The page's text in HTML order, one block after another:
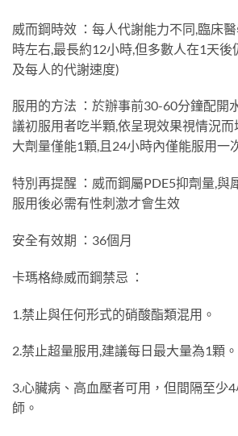
威而鋼時效 ：每人代謝能力不同,臨床
時左右,最長約12小時,但多數人在1天
及每人的代謝速度)
服用的方法 ：於辦事前30-60分鐘配開
議初服用者吃半顆,依呈現效果視情況而
大劑量僅能1顆,且24小時內僅能服用一
特別再提醒 ：威而鋼屬PDE5抑劑量,與
服用後必需有性刺激才會生效
安全有效期 ：36個月
卡瑪格綠威而鋼禁忌 ：
1.禁止與任何形式的硝酸酯類混用。
2.禁止超量服用,建議每日最大量為1顆。
3.心臟病、高血壓者可用，但間隔至少
師。